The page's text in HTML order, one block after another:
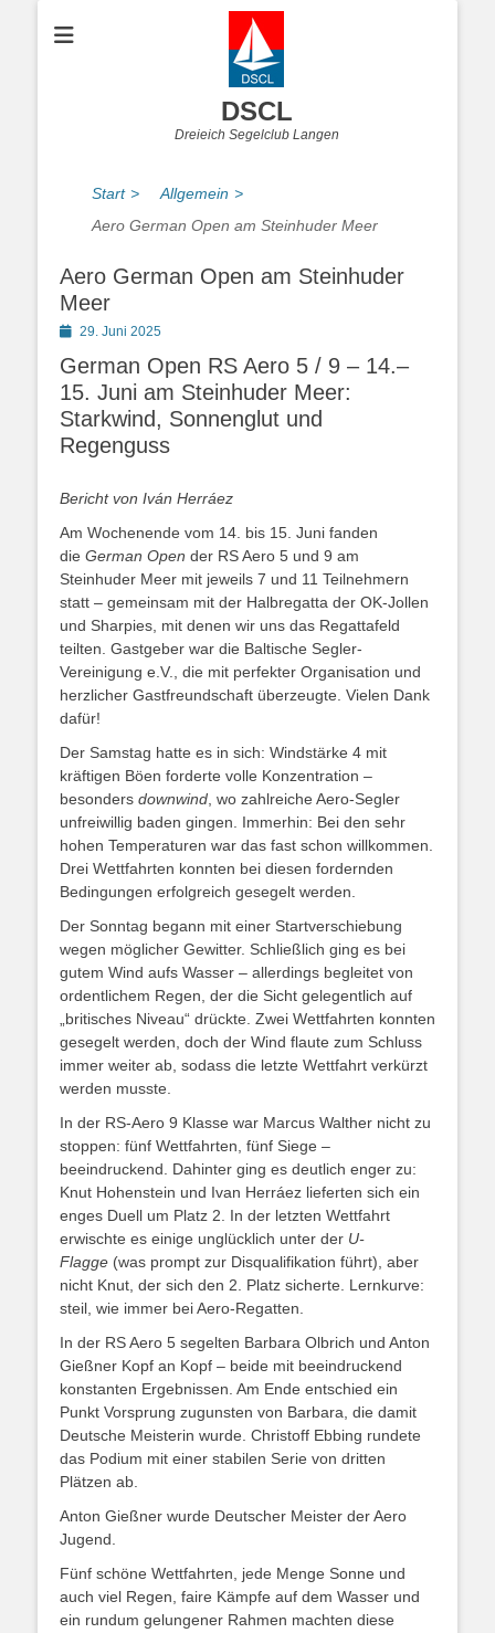
DSCL
Dreieich Segelclub Langen
Start > Allgemein >
Aero German Open am Steinhuder Meer
Aero German Open am Steinhuder
Meer
Posted29. Juni 2025
German Open RS Aero 5 / 9 – 14.–
15. Juni am Steinhuder Meer:
Starkwind, Sonnenglut und
Regenguss
Bericht von Iván Herráez
Am Wochenende vom 14. bis 15. Juni fanden
die German Open der RS Aero 5 und 9 am
Steinhuder Meer mit jeweils 7 und 11 Teilnehmern
statt – gemeinsam mit der Halbregatta der OK-Jollen
und Sharpies, mit denen wir uns das Regattafeld
teilten. Gastgeber war die Baltische Segler-
Vereinigung e.V., die mit perfekter Organisation und
herzlicher Gastfreundschaft überzeugte. Vielen Dank
dafür!
Der Samstag hatte es in sich: Windstärke 4 mit
kräftigen Böen forderte volle Konzentration –
besonders downwind , wo zahlreiche Aero-Segler
unfreiwillig baden gingen. Immerhin: Bei den sehr
hohen Temperaturen war das fast schon willkommen.
Drei Wettfahrten konnten bei diesen fordernden
Bedingungen erfolgreich gesegelt werden.
Der Sonntag begann mit einer Startverschiebung
wegen möglicher Gewitter. Schließlich ging es bei
gutem Wind aufs Wasser – allerdings begleitet von
ordentlichem Regen, der die Sicht gelegentlich auf
„britisches Niveau“ drückte. Zwei Wettfahrten konnten
gesegelt werden, doch der Wind flaute zum Schluss
immer weiter ab, sodass die letzte Wettfahrt verkürzt
werden musste.
In der RS-Aero 9 Klasse war Marcus Walther nicht zu
stoppen: fünf Wettfahrten, fünf Siege –
beeindruckend. Dahinter ging es deutlich enger zu:
Knut Hohenstein und Ivan Herráez lieferten sich ein
enges Duell um Platz 2. In der letzten Wettfahrt
erwischte es einige unglücklich unter der U-
Flagge (was prompt zur Disqualifikation führt), aber
nicht Knut, der sich den 2. Platz sicherte. Lernkurve:
steil, wie immer bei Aero-Regatten.
In der RS Aero 5 segelten Barbara Olbrich und Anton
Gießner Kopf an Kopf – beide mit beeindruckend
konstanten Ergebnissen. Am Ende entschied ein
Punkt Vorsprung zugunsten von Barbara, die damit
Deutsche Meisterin wurde. Christoff Ebbing rundete
das Podium mit einer stabilen Serie von dritten
Plätzen ab.
Anton Gießner wurde Deutscher Meister der Aero
Jugend.
Fünf schöne Wettfahrten, jede Menge Sonne und
auch viel Regen, faire Kämpfe auf dem Wasser und
ein rundum gelungener Rahmen machten diese